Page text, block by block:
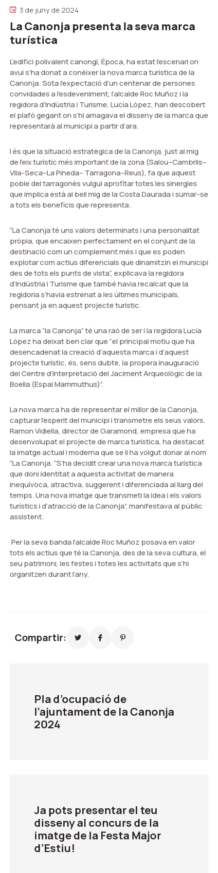
3 de juny de 2024
La Canonja presenta la seva marca
turística
L’edifici polivalent canongí, Època, ha estat l’escenari on
avui s’ha donat a conèixer la nova marca turística de la
Canonja. Sota l’expectació d’un centenar de persones
convidades a l’esdeveniment, l’alcalde Roc Muñoz i la
regidora d’Indústria i Turisme, Lucía López, han descobert
el plafó gegant on s’hi amagava el disseny de la marca que
representarà al municipi a partir d’ara.
I és que la situació estratègica de la Canonja, just al mig
de l’eix turístic més important de la zona (Salou–Cambrils–
Vila-Seca–La Pineda– Tarragona–Reus), fa que aquest
poble del tarragonès vulgui aprofitar totes les sinergies
que implica està al bell mig de la Costa Daurada i sumar-se
a tots els beneficis que representa.
“La Canonja té uns valors determinats i una personalitat
pròpia, que encaixen perfectament en el conjunt de la
destinació com un complement més i que es poden
explotar com actius diferencials que dinamitzin el municipi
des de tots els punts de vista”, explicava la regidora
d’Indústria i Turisme que també havia recalcat que la
regidoria s’havia estrenat a les últimes municipals,
pensant ja en aquest projecte turístic.
La marca “la Canonja” té una raó de ser i la regidora Lucía
López ha deixat ben clar que “el principal motiu que ha
desencadenat la creació d’aquesta marca i d’aquest
projecte turístic, és, sens dubte, la propera inauguració
del Centre d’Interpretació del Jaciment Arqueològic de la
Boella (Espai Mammuthus)”.
La nova marca ha de representar el millor de la Canonja,
capturar l’esperit del municipi i transmetre els seus valors.
Ramon Vidiella, director de Garamond, empresa que ha
desenvolupat el projecte de marca turística, ha destacat
la imatge actual i moderna que se li ha volgut donar al nom
“La Canonja. “S’ha decidit crear una nova marca turística
que doni identitat a aquesta activitat de manera
inequívoca, atractiva, suggerent i diferenciada al llarg del
temps. Una nova imatge que transmeti la idea i els valors
turístics i d’atracció de la Canonja”, manifestava al públic
assistent.
Per la seva banda l’alcalde Roc Muñoz posava en valor
tots els actius que té la Canonja, des de la seva cultura, el
seu patrimoni, les festes i totes les activitats que s’hi
organitzen durant l’any.
Compartir:
Pla d’ocupació de
l’ajuntament de la Canonja
2024
Ja pots presentar el teu
disseny al concurs de la
imatge de la Festa Major
d’Estiu!